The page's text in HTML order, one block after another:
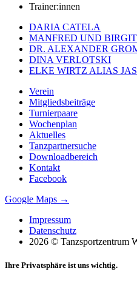
Trainer:innen
DARIA CATELA
MANFRED UND
DR. ALEXANDER
DINA VERLOTSKI
ELKE WIRTZ ALIAS
Verein
Mitgliedsbeiträge
Turnierpaare
Wochenplan
Aktuelles
Tanzpartnersuche
Downloadbereich
Kontakt
Facebook
Google Maps →
Impressum
Datenschutz
2026 © Tanzsportzentrum
Ihre Privatsphäre ist uns wichtig.